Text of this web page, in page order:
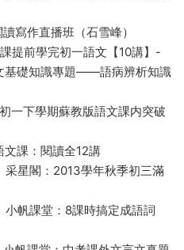
寫作直播班（石雪峰）
提前學完初一語文【10講】-
基礎知識專題——語病辨析知識
一下學期蘇教版語文課内突破
課：閱讀全12講
星閣：2013學年秋季初三滿
帆課堂：8課時搞定成語詞